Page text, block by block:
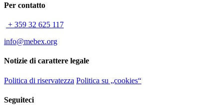
Per contatto
+ 359 32 625 117
info@mebex.org
Notizie di carattere legale
Politica di riservatezza Politica su „cookies“
Seguiteci